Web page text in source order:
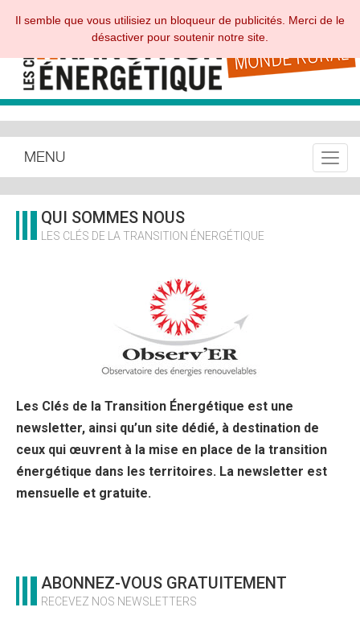
MENU
QUI SOMMES NOUS
LES CLÉS DE LA TRANSITION ÉNERGÉTIQUE
Les Clés de la Transition Énergétique est une
newsletter, ainsi qu’un site dédié, à destination de
ceux qui œuvrent à la mise en place de la transition
énergétique dans les territoires. La newsletter est
mensuelle et gratuite.
ABONNEZ-VOUS GRATUITEMENT
RECEVEZ NOS NEWSLETTERS
Il semble que vous utilisiez un bloqueur de publicités. Merci de le
désactiver pour soutenir notre site.